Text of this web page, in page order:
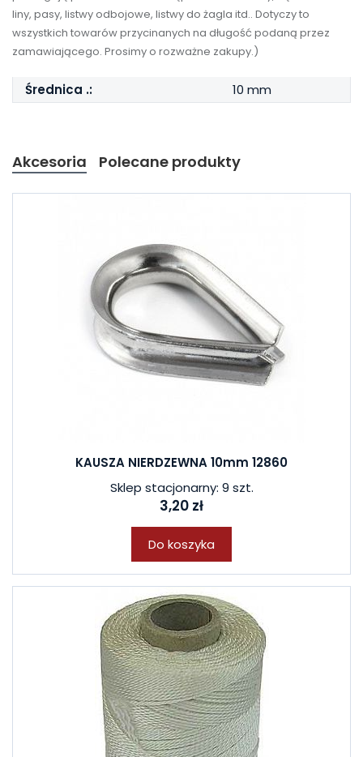
liny, pasy, listwy odbojowe, listwy do żagla itd.. Dotyczy to
wszystkich towarów przycinanych na długość podaną przez
zamawiającego. Prosimy o rozważne zakupy.)
Średnica .: 10 mm
Akcesoria Polecane produkty
KAUSZA NIERDZEWNA 10mm 12860
Sklep stacjonarny: 9 szt.
3,20 zł
Do koszyka